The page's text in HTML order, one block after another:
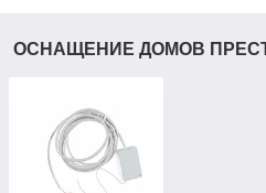
ОСНАЩЕНИЕ ДОМОВ